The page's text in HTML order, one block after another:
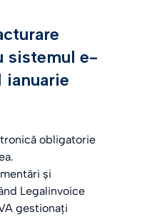
sistemul e-
ianuarie
obligatorie
și
Legalinvoice
gestionați